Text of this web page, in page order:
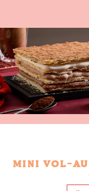
MINI VOL-